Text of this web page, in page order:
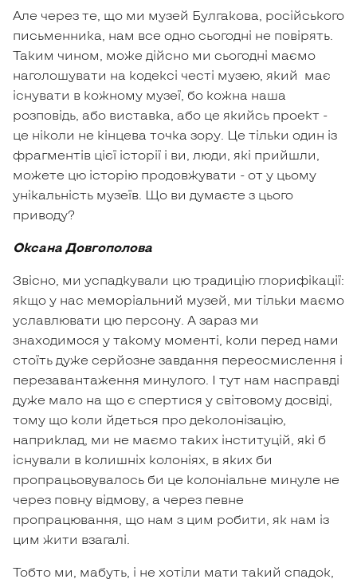
Але через те, що ми музей Булгакова, російського
письменника, нам все одно сьогодні не повірять.
Таким чином, може дійсно ми сьогодні маємо
наголошувати на кодексі честі музею, який має
існувати в кожному музеї, бо кожна наша
розповідь, або виставка, або це якийсь проект -
це ніколи не кінцева точка зору. Це тільки один із
фрагментів цієї історії і ви, люди, які прийшли,
можете цю історію продовжувати - от у цьому
унікальність музеїв. Що ви думаєте з цього
приводу?
Оксана Довгополова
Звісно, ми успадкували цю традицію глорифікації:
якщо у нас меморіальний музей, ми тільки маємо
уславлювати цю персону. А зараз ми
знаходимося у такому моменті, коли перед нами
стоїть дуже серйозне завдання переосмислення і
перезавантаження минулого. І тут нам насправді
дуже мало на що є спертися у світовому досвіді,
тому що коли йдеться про деколонізацію,
наприклад, ми не маємо таких інституцій, які б
існували в колишніх колоніях, в яких би
пропрацьовувалось би це колоніальне минуле не
через повну відмову, а через певне
пропрацювання, що нам з цим робити, як нам із
цим жити взагалі.
Тобто ми, мабуть, і не хотіли мати такий спадок,